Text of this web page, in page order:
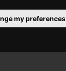
my preferences